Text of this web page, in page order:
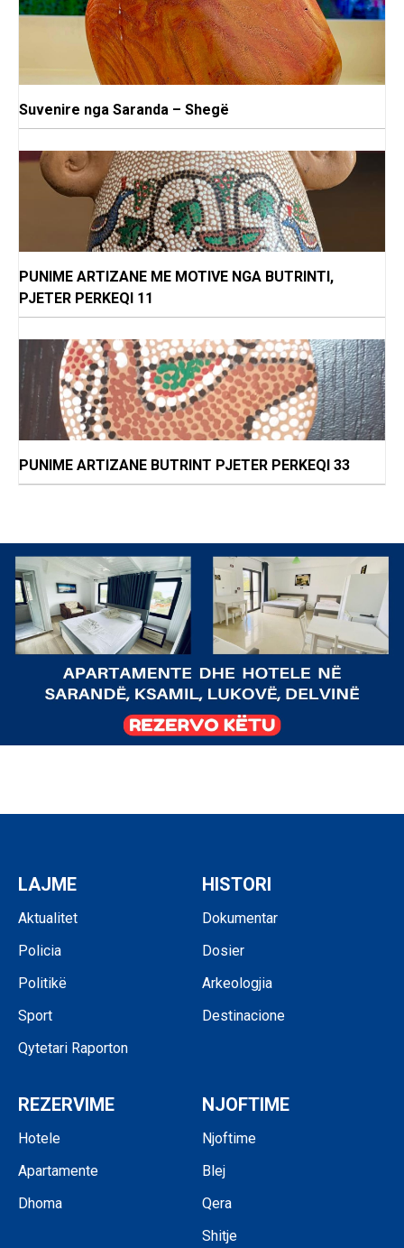
Suvenire nga Saranda – Shegë
PUNIME ARTIZANE ME MOTIVE NGA BUTRINTI,
PJETER PERKEQI 11
PUNIME ARTIZANE BUTRINT PJETER PERKEQI 33
LAJME
Aktualitet
Policia
Politikë
Sport
Qytetari Raporton
HISTORI
Dokumentar
Dosier
Arkeologjia
Destinacione
REZERVIME
Hotele
Apartamente
Dhoma
NJOFTIME
Njoftime
Blej
Qera
Shitje